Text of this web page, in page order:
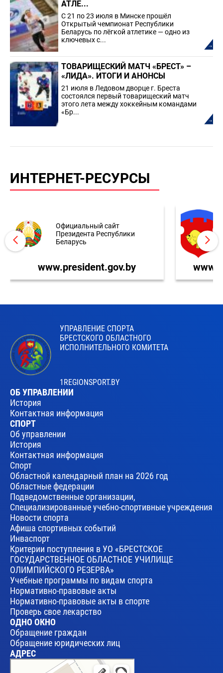
АТЛЕ...
С 21 по 23 июля в Минске прошёл
Открытый чемпионат Республики
Беларусь по лёгкой атлетике — одно из
ключевых с...
ТОВАРИЩЕСКИЙ МАТЧ «БРЕСТ» –
«ЛИДА». ИТОГИ И АНОНСЫ
21 июля в Ледовом дворце г. Бреста
состоялся первый товарищеский матч
этого лета между хоккейным командами
«Бр...
ИНТЕРНЕТ-РЕСУРСЫ
Официальный сайт
Президента Республики
Беларусь
www.president.gov.by
УПРАВЛЕНИЕ СПОРТА
БРЕСТСКОГО ОБЛАСТНОГО
ИСПОЛНИТЕЛЬНОГО КОМИТЕТА
1REGIONSPORT.BY
ОБ УПРАВЛЕНИИ
История
Контактная информация
СПОРТ
Об управлении
История
Контактная информация
Спорт
Областной календарный план на 2026 год
Областные федерации
Подведомственные организации,
Специализированные учебно-спортивные учреждения
Новости спорта
Афиша спортивных событий
Инваспорт
Критерии поступления в УО «БРЕСТСКОЕ
ГОСУДАРСТВЕННОЕ ОБЛАСТНОЕ УЧИЛИЩЕ
ОЛИМПИЙСКОГО РЕЗЕРВА»
Учебные программы по видам спорта
Нормативно-правовые акты
Нормативно-правовые акты в спорте
Проверь свое лекарство
ОДНО ОКНО
Обращение граждан
Обращение юридических лиц
АДРЕС
Брест
Улица Леваневского, 17 — Яндекс Карты